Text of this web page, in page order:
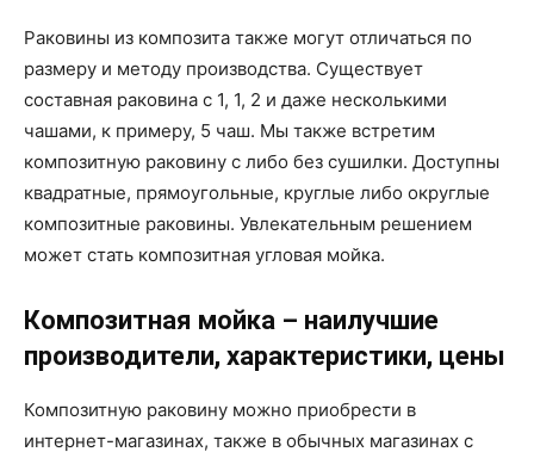
Раковины из композита также могут отличаться по
размеру и методу производства. Существует
составная раковина с 1, 1, 2 и даже несколькими
чашами, к примеру, 5 чаш. Мы также встретим
композитную раковину с либо без сушилки. Доступны
квадратные, прямоугольные, круглые либо округлые
композитные раковины. Увлекательным решением
может стать композитная угловая мойка.
Композитная мойка – наилучшие
производители, характеристики, цены
Композитную раковину можно приобрести в
интернет-магазинах, также в обычных магазинах с